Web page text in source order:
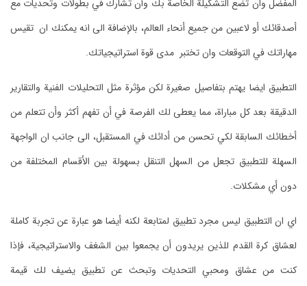
المفضل وان تضع التشكيلة الخاصة بك وأن تشارك في بطولات وتحديات مع
أصدقائك أو لاعبين من جميع أنحاء العالم، بالإضافة الى انه يمكنك ان تقيس
مهاراتك في التوقعات وان تختبر مدى قوة استراتيجياتك.
التطبيق ايضا يهتم بتفاصيل صغيرة لكن مؤثرة مثل التحليلات الفنية والتقارير
الدقيقة بعد كل مباراة، مما يعطى لك الفرصة في أن تفهم أكثر وأن تتعلم من
أخطائك السابقة لكي تحسن من أدائك في المستقبل، الى جانب ان الواجهة
السهلة للتطبيق تجعل من السهل التنقل بسهولة بين الأقسام المختلفة من
دون أي مشكلات.
اي ان التطبيق ليس مجرد تطبيق لمتابعة لكنه أيضا هو عبارة عن تجربة كاملة
لعشاق كرة القدم للذين يريدون أن يجمعوا بين الشغف والاستراتيجية، فإذا
كنت من عشاق ومحبي التحديات وتبحث عن تطبيق يضيف لك قيمة